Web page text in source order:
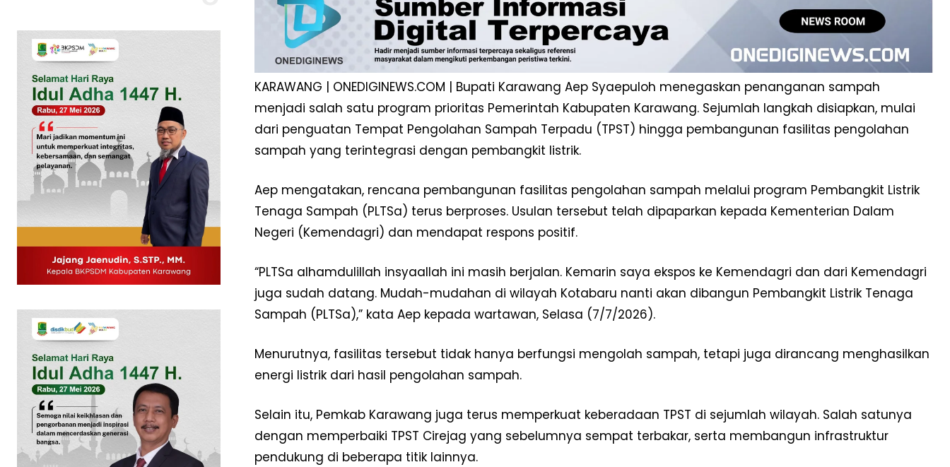
News Week
Magazine PRO
Company
Kontak Kami
Pedoman Media Siber
KARAWANG | ONEDIGINEWS.COM | Bupati Karawang Aep Syaepuloh menegaskan penanganan sampah
menjadi salah satu program prioritas Pemerintah Kabupaten Karawang. Sejumlah langkah disiapkan, mulai
dari penguatan Tempat Pengolahan Sampah Terpadu (TPST) hingga pembangunan fasilitas pengolahan
sampah yang terintegrasi dengan pembangkit listrik.
Aep mengatakan, rencana pembangunan fasilitas pengolahan sampah melalui program Pembangkit Listrik
Tenaga Sampah (PLTSa) terus berproses. Usulan tersebut telah dipaparkan kepada Kementerian Dalam
Negeri (Kemendagri) dan mendapat respons positif.
“PLTSa alhamdulillah insyaallah ini masih berjalan. Kemarin saya ekspos ke Kemendagri dan dari Kemendagri
juga sudah datang. Mudah-mudahan di wilayah Kotabaru nanti akan dibangun Pembangkit Listrik Tenaga
Sampah (PLTSa),” kata Aep kepada wartawan, Selasa (7/7/2026).
Menurutnya, fasilitas tersebut tidak hanya berfungsi mengolah sampah, tetapi juga dirancang menghasilkan
energi listrik dari hasil pengolahan sampah.
Selain itu, Pemkab Karawang juga terus memperkuat keberadaan TPST di sejumlah wilayah. Salah satunya
dengan memperbaiki TPST Cirejag yang sebelumnya sempat terbakar, serta membangun infrastruktur
pendukung di beberapa titik lainnya.